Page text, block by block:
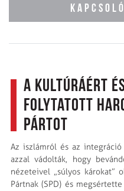
A kultúráért
folytatott
pártot
Az iszlámról és az
azzal vádolták, hogy
nézeteivel „súlyos károkat”
Pártnak (SPD) és